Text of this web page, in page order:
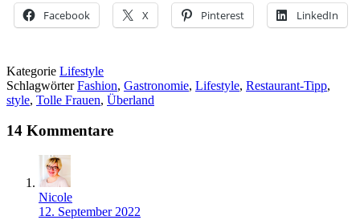
Facebook X Pinterest LinkedIn
Kategorie Lifestyle
SchlagwörterFashion, Gastronomie, Lifestyle, Restaurant-Tipp,
style, Tolle Frauen, Überland
14 Kommentare
Nicole
12. September 2022